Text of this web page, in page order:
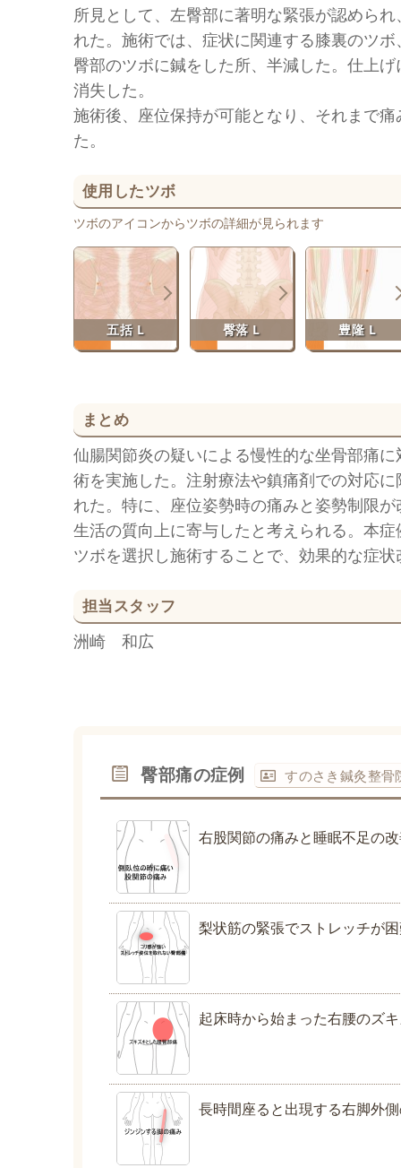
所見として、左臀部に著明な緊張が認めら
れた。施術では、症状に関連する膝裏のツ
臀部のツボに鍼をした所、半減した。仕上
消失した。
施術後、座位保持が可能となり、それまで
た。
使用したツボ
ツボのアイコンからツボの詳細が見られます
五括 L 臀落 L 豊隆 L
まとめ
仙腸関節炎の疑いによる慢性的な坐骨部痛
術を実施した。注射療法や鎮痛剤での対応
れた。特に、座位姿勢時の痛みと姿勢制限
生活の質向上に寄与したと考えられる。本
ツボを選択し施術することで、効果的な症
担当スタッフ
洲崎 和広
臀部痛の症例 すのさき鍼灸整骨
右股関節の痛みと睡眠不足の
梨状筋の緊張でストレッチが
起床時から始まった右腰のズ
長時間座ると出現する右脚外